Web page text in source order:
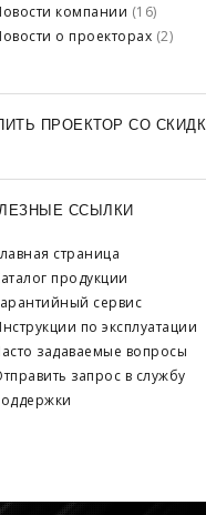
компании (16)
о проекторах (2)
ПРОЕКТОР СО
ССЫЛКИ
страница
продукции
сервис
по эксплуатации
задаваемые вопросы
запрос в службу